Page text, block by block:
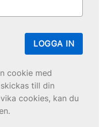
LOGGA IN
cookie med
till din
cookies, kan du